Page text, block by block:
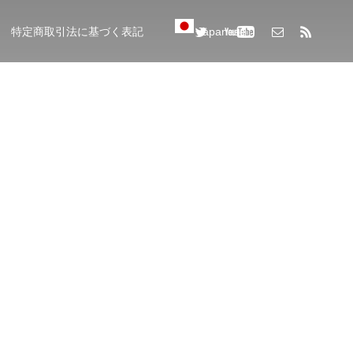
特定商取引法に基づく表記 Japanese